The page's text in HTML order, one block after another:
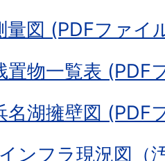
量図 (PDFファイ
置物一覧表
名湖擁壁図 (PDF
インフラ現況図（